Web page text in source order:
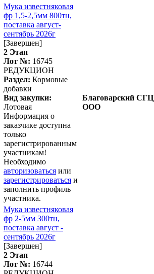
Мука известняковая
фр 1,5-2,5мм 800тн,
поставка август-
сентябрь 2026г
[Завершен]
2 Этап
Лот №: 16745
РЕДУКЦИОН
Раздел: Кормовые
добавки
Вид закупки:
Лотовая
Информация о
заказчике доступна
только
зарегистрированным
участникам!
Необходимо
авторизоваться или
зарегистрироваться и
заполнить профиль
участника.
Благоварский СГЦ
ООО
Мука известняковая
фр 2-5мм 300тн,
поставка август -
сентябрь 2026г
[Завершен]
2 Этап
Лот №: 16744